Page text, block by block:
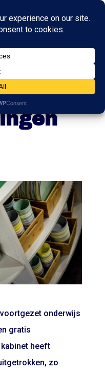
onderwijs
gratis
heeft
zo